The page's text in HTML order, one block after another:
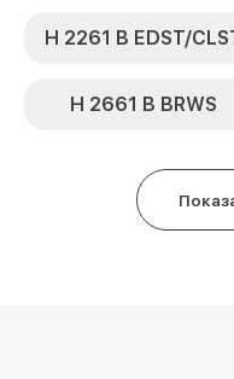
H 2261 B EDST/
H 2661 B BRWS